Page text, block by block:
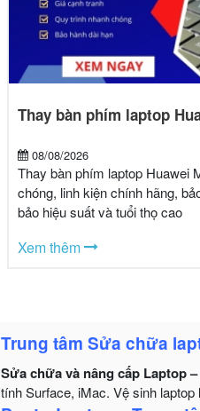
Thay bàn phím laptop
08/08/2026
Thay bàn phím laptop Huawei
chóng, linh kiện chính hãng,
bảo hiệu suất và tuổi thọ cao
Xem thêm
Trung tâm Sửa chữa
Sửa chữa và nâng cấp Laptop
tính Surface, iMac. Vệ sinh laptop